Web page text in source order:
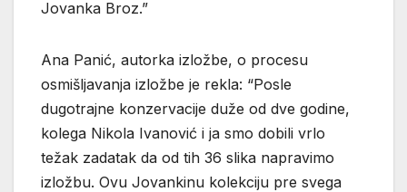
Jovanka Broz.”
Ana Panić, autorka izložbe, o procesu
osmišljavanja izložbe je rekla: “Posle
dugotrajne konzervacije duže od dve godine,
kolega Nikola Ivanović i ja smo dobili vrlo
težak zadatak da od tih 36 slika napravimo
izložbu. Ovu Jovankinu kolekciju pre svega